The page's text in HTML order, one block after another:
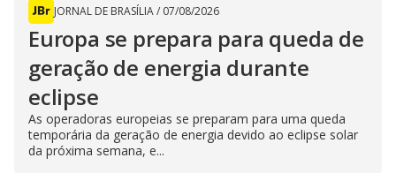
JORNAL DE BRASÍLIA/ 07/08/2026
Europa se prepara para queda de
geração de energia durante
eclipse
As operadoras europeias se preparam para uma queda
temporária da geração de energia devido ao eclipse solar
da próxima semana, e...